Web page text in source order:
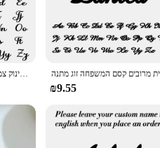
tags are a perfect blend of style
Whether you're looking to
you can find the perfect fit for
tags are not just for personal
tags are necessary. The
tags, ensuring that you have
tags are not just practical; they
The ability to customize with
cherished for years to come.
אופנה מותאם אישית שם צמידי מכתב נירוסטה אישית צמידי לנשים תינוק צמיד תכשיטי לא אלרגי מתנה
₪9.55